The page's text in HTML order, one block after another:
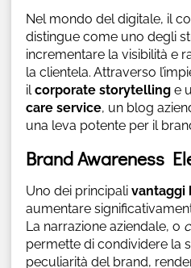
Nel mondo del digitale, il
distingue come uno degli
incrementare la visibilità e
la clientela. Attraverso
ilcorporate storytellinge
care service, un blog
una leva potente per il
Brand Awareness
Uno dei principali vantaggi
aumentare
La narrazione aziendale, o
permette di condividere la
peculiarità del brand,